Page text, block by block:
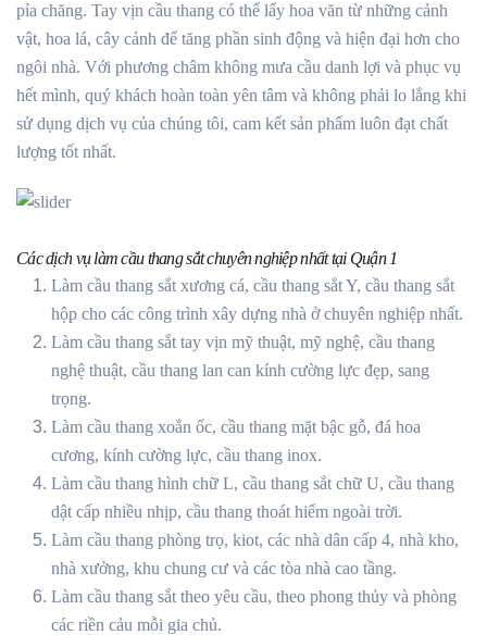
pỉa chăng. Tay vịn cầu thang có thể lấy hoa văn từ những cảnh
vật, hoa lá, cây cảnh để tăng phần sinh động và hiện đại hơn cho
ngôi nhà. Với phương châm không mưa cầu danh lợi và phục vụ
hết mình, quý khách hoàn toàn yên tâm và không phải lo lắng khi
sử dụng dịch vụ của chúng tôi, cam kết sản phẩm luôn đạt chất
lượng tốt nhất.
Các dịch vụ làm cầu thang sắt chuyên nghiệp nhất tại Quận 1
Làm cầu thang sắt xương cá, cầu thang sắt Y, cầu thang sắt
hộp cho các công trình xây dựng nhà ở chuyên nghiệp nhất.
Làm cầu thang sắt tay vịn mỹ thuật, mỹ nghệ, cầu thang
nghệ thuật, cầu thang lan can kính cường lực đẹp, sang
trọng.
Làm cầu thang xoắn ốc, cầu thang mặt bậc gỗ, đá hoa
cương, kính cường lực, cầu thang inox.
Làm cầu thang hình chữ L, cầu thang sắt chữ U, cầu thang
dật cấp nhiều nhịp, cầu thang thoát hiểm ngoài trời.
Làm cầu thang phòng trọ, kiot, các nhà dân cấp 4, nhà kho,
nhà xưởng, khu chung cư và các tòa nhà cao tầng.
Làm cầu thang sắt theo yêu cầu, theo phong thủy và phòng
các riền cảu mỗi gia chủ.